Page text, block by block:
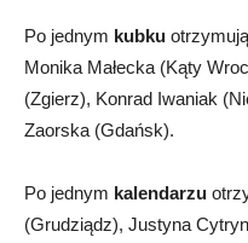
Po jednym kubku
Monika Małecka (Kąty
(Zgierz), Konrad Iwaniak
Zaorska (Gdańsk).
Po jednym kalendarzu
(Grudziądz), Justyna